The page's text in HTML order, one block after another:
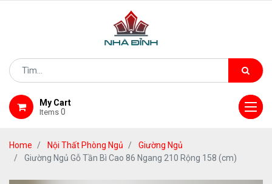
My Cart
Items 0
Home Nội Thất Phòng Ngủ
Giường Ngủ
Giường Ngủ Gỗ Tần Bì Cao 86 Ngang 210 Rộng 158 (cm)